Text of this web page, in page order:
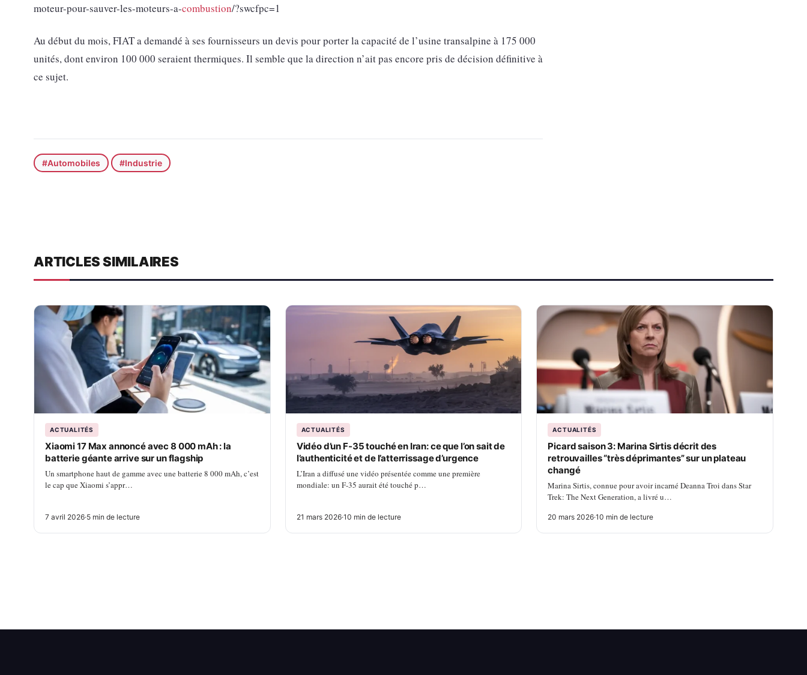
moteur-pour-sauver-les-moteurs-a-combustion/?swcfpc=1
Au début du mois, FIAT a demandé à ses fournisseurs un devis pour porter la capacité de l’usine transalpine à 175 000
unités, dont environ 100 000 seraient thermiques. Il semble que la direction n’ait pas encore pris de décision définitive à
ce sujet.
#Automobiles #Industrie
ARTICLES SIMILAIRES
ACTUALITÉS
Xiaomi 17 Max annoncé avec 8 000 mAh : la
batterie géante arrive sur un flagship
Un smartphone haut de gamme avec une batterie 8 000 mAh, c’est
le cap que Xiaomi s’appr…
7 avril 2026·5 min de lecture
ACTUALITÉS
Vidéo d’un F-35 touché en Iran: ce que l’on sait de
l’authenticité et de l’atterrissage d’urgence
L’Iran a diffusé une vidéo présentée comme une première
mondiale: un F-35 aurait été touché p…
21 mars 2026·10 min de lecture
ACTUALITÉS
Picard saison 3: Marina Sirtis décrit des
retrouvailles “très déprimantes” sur un plateau
changé
Marina Sirtis, connue pour avoir incarné Deanna Troi dans Star
Trek: The Next Generation, a livré u…
20 mars 2026·10 min de lecture